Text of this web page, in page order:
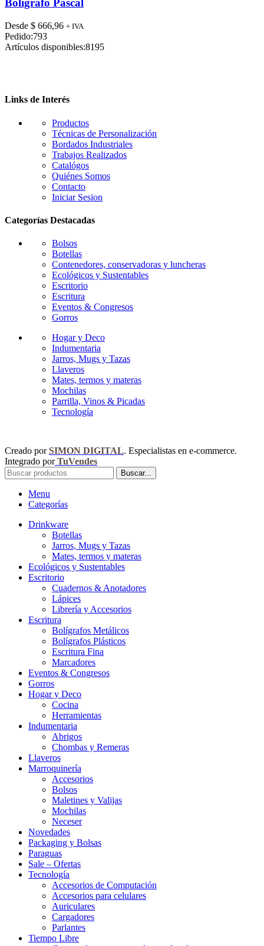
opciones
producto
Boligrafo Pascal
Desde $ 666,96 + IVA
Pedido:793
Artículos disponibles:8195
Links de Interés
Productos
Técnicas de Personalización
Bordados Industriales
Trabajos Realizados
Catalógos
Quiénes Somos
Contacto
Iniciar Sesion
Categorías Destacadas
Bolsos
Botellas
Contenedores, conservadoras y luncheras
Ecológicos y Sustentables
Escritorio
Escritura
Eventos & Congresos
Gorros
Hogar y Deco
Indumentaria
Jarros, Mugs y Tazas
Llaveros
Mates, termos y materas
Mochilas
Parrilla, Vinos & Picadas
Tecnología
Creado porSIMON DIGITAL. Especialistas en e-commerce.
Integrado porTuVendes
Buscar...
Menu
Categorías
Drinkware
Botellas
Jarros, Mugs y Tazas
Mates, termos y materas
Ecológicos y Sustentables
Escritorio
Cuadernos & Anotadores
Lápices
Librería y Accesorios
Escritura
Bolígrafos Metálicos
Bolígrafos Plásticos
Escritura Fina
Marcadores
Eventos & Congresos
Gorros
Hogar y Deco
Cocina
Herramientas
Indumentaria
Abrigos
Chombas y Remeras
Llaveros
Marroquinería
Accesorios
Bolsos
Maletines y Valijas
Mochilas
Neceser
Novedades
Packaging y Bolsas
Paraguas
Sale – Ofertas
Tecnología
Accesorios de Computación
Accesorios para celulares
Auriculares
Cargadores
Parlantes
Tiempo Libre